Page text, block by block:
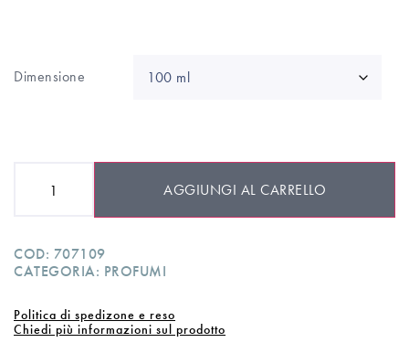
Dimensione
AGGIUNGI AL CARRELLO
COD: 707109
CATEGORIA: PROFUMI
Politica di spedizone e reso
Chiedi più informazioni sul prodotto